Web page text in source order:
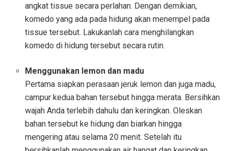
angkat tissue secara perlahan. Dengan demikian,
komedo yang ada pada hidung akan menempel pada
tissue tersebut. Lakukanlah cara menghilangkan
komedo di hidung tersebut secara rutin.
Menggunakan lemon dan madu
Pertama siapkan perasaan jeruk lemon dan juga madu,
campur kedua bahan tersebut hingga merata. Bersihkan
wajah Anda terlebih dahulu dan keringkan. Oleskan
bahan tersebut ke hidung dan biarkan hingga
mengering atau selama 20 menit. Setelah itu